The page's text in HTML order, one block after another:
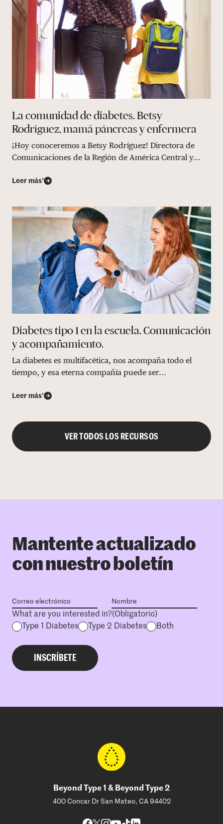
La comunidad de diabetes. Betsy
Rodríguez, mamá páncreas y enfermera
¡Hoy conoceremos a Betsy Rodríguez! Directora de
Comunicaciones de la Región de América Central y...
Leer más’
Diabetes tipo 1 en la escuela. Comunicación
y acompañamiento.
La diabetes es multifacética, nos acompaña todo el
tiempo, y esa eterna compañía puede ser...
Leer más’
VER TODOS LOS RECURSOS
Mantente actualizado
con nuestro boletín
What are you interested in?(Obligatorio)
Type 1 Diabetes
Type 2 Diabetes Both
Beyond Type 1 & Beyond Type 2
400 Concar Dr San Mateo, CA 94402